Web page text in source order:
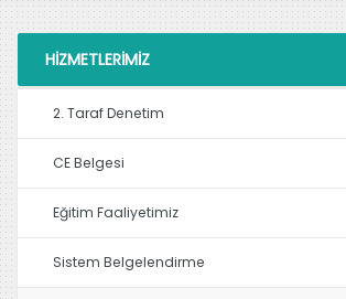
HIZMETLERIMIZ
2. Taraf Denetim
CE Belgesi
Eğitim Faaliyetimiz
Sistem Belgelendirme